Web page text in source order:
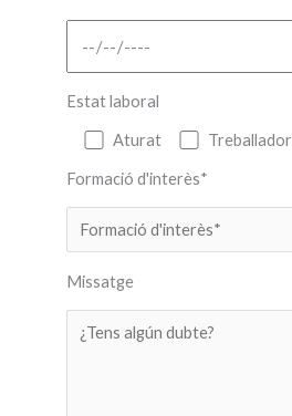
Estat laboral
Aturat Treballador
Formació d'interès*
Missatge